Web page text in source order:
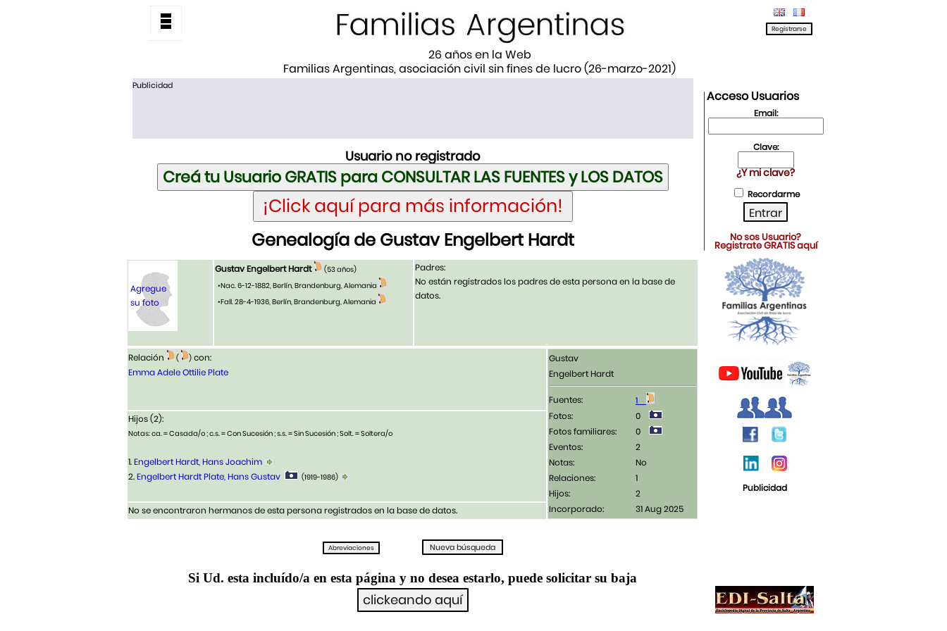
26 años en la Web
Familias Argentinas, asociación civil sin fines de lucro (26-marzo-2021)
Publicidad
Usuario no registrado
Genealogía de Gustav Engelbert Hardt
Agregue
su foto
Gustav Engelbert Hardt
(53 años)
•Nac. 6-12-1882, Berlín, Brandenburg, Alemania
•Fall. 28-4-1936, Berlín, Brandenburg, Alemania
Padres:
No están registrados los padres de esta persona en la base de
datos.
Relación ( ) con:
Emma Adele Ottilie Plate
Gustav
Engelbert Hardt
Fuentes:
1
Fotos:
0
Fotos familiares:
0
Eventos:
2
Notas:
No
Relaciones:
1
Hijos:
2
Incorporado:
31 Aug 2025
Hijos (2):
Notas: ca. = Casada/o ; c.s. = Con Sucesión ; s.s. = Sin Sucesión ; Solt. = Soltera/o
1.Engelbert Hardt, Hans Joachim
2.Engelbert Hardt Plate, Hans Gustav (1919-1986)
No se encontraron hermanos de esta persona registrados en la base de datos.
Si Ud. esta incluído/a en esta página y no desea estarlo, puede solicitar su baja
Acceso Usuarios
Email:
Clave:
¿Y mi clave?
Recordarme
No sos Usuario?
Registrate GRATIS aquí
Publicidad